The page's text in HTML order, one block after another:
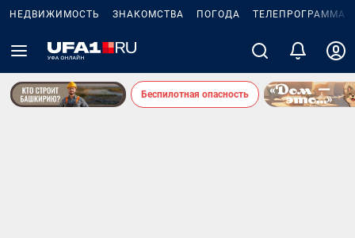
НЕДВИЖИМОСТЬ ЗНАКОМСТВА ПОГОДА ТЕЛЕПРОГРАММА
Беспилотная опасность